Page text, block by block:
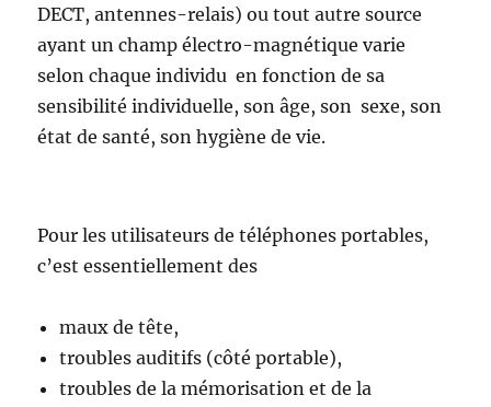
DECT, antennes-relais) ou tout autre source
ayant un champ électro-magnétique varie
selon chaque individu en fonction de sa
sensibilité individuelle, son âge, son sexe, son
état de santé, son hygiène de vie.
Pour les utilisateurs de téléphones portables,
c’est essentiellement des
maux de tête,
troubles auditifs (côté portable),
troubles de la mémorisation et de la